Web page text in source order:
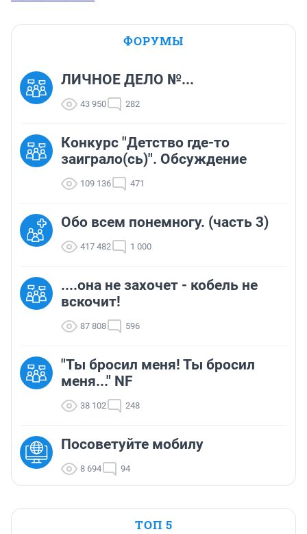
ФОРУМЫ
ЛИЧНОЕ ДЕЛО №...
43 950 282
Конкурс "Детство где-то
заиграло(сь)". Обсуждение
109 136 471
Обо всем понемногу. (часть 3)
417 482 1 000
....она не захочет - кобель не
вскочит!
87 808 596
"Ты бросил меня! Ты бросил
меня..." NF
38 102 248
Посоветуйте мобилу
8 694 94
ТОП 5